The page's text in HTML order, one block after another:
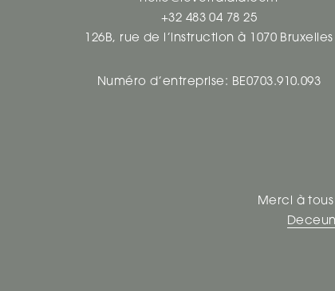
+32 483 04 78 25
126B, rue de l’instruction à 1070 Bruxelles
Numéro d’entreprise: BE0703.910.093
Merci à